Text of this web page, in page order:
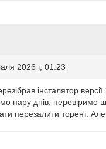
2026 г, 01:23
інсталятор
пару днів, перевіримо
перезалити торент.